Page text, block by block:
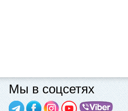
Мы в соцсетях